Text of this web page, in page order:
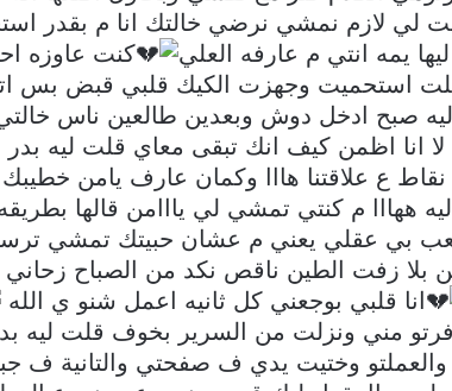
لي لازم نمشي نرضي خالتك انا م بقدر
يمه انتي م عارفه العلي
كنت عاوزه
استحميت وجهزت الكيك قلبي قبض بس
صبح ادخل دوش وبعدين طالعين ناس
انا اظمن كيف انك تبقى معاي قلت ليه
ع علاقتنا هااا وكمان عارف يامن
ههااا م كنتي تمشي لي يااامن قالها
لعب بي عقلي يعني م عشان حبيتك تمشي
بلا زفت الطين ناقص نكد من الصباح
انا قلبي بوجعني كل ثانيه اعمل شنو ي الله
مني ونزلت من السرير بخوف قلت ليه
والعملتو وختيت يدي ف صفحتي والتانية